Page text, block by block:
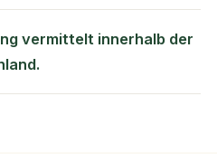
vermittelt innerhalb der